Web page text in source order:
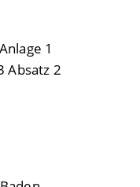
1
Absatz 2